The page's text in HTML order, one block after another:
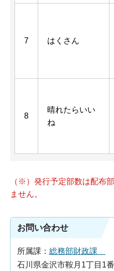
7 はくさん
8
晴れたらいい
ね
（※）発行予定部数は配布
ません。
お問い合わせ
所属課： 総務部財政課
石川県金沢市鞍月1丁目1